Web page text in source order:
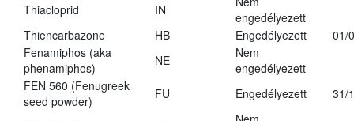
Thiacloprid
IN
engedélyezett
Thiencarbazone
HB Engedélyezett
01/
Fenamiphos (aka
phenamiphos)
NE
Nem
engedélyezett
FEN 560 (Fenugreek
seed powder)
FU Engedélyezett 31/